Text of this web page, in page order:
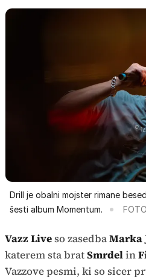
Drill je obalni mojster rimane
šesti album Momentum.
Vazz Liveso zasedbaMarka
katerem sta bratSmrdelin
Vazzove pesmi, ki so sicer